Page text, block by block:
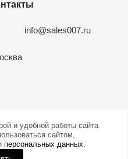
info@sales007.ru
и удобной работы сайта
сайтом,
персональных данных.